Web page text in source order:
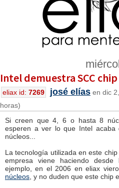
Intel demuestra SCC
eliax id: 7269 josé elías en dic
horas)
Si creen que 4, 6 o hasta 8
esperen a ver lo que Intel acaba
núcleos...
La tecnología utilizada en este
empresa viene haciendo
ejemplo, en el 2006 en eliax
núcleos , y no duden que este chip